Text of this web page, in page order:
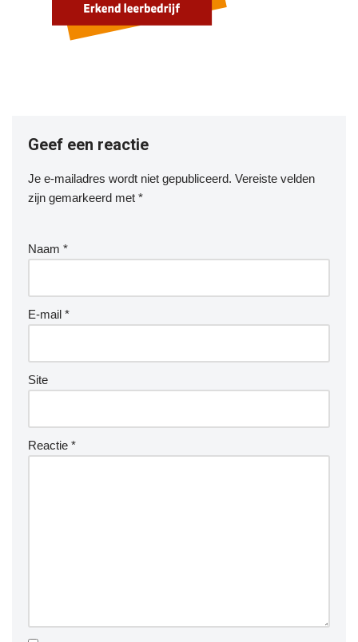
Geef een reactie
Je e-mailadres wordt niet gepubliceerd. Vereiste velden
zijn gemarkeerd met *
Naam *
E-mail *
Site
Reactie *